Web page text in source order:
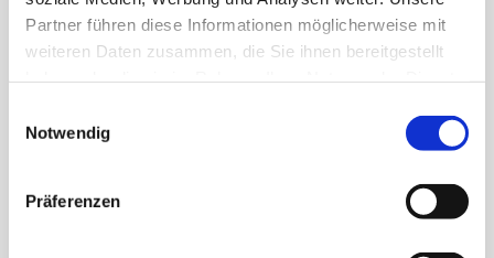
Partner führen diese Informationen möglicherweise mit
weiteren Daten zusammen, die Sie ihnen bereitgestellt
Notwendig
Präferenzen